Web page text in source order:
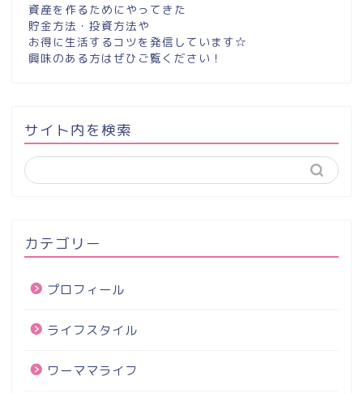
資産を作るためにやってきた
貯金方法・投資方法や
お得に生活するコツを発信しています☆
興味のある方はぜひご覧ください！
サイト内を検索
カテゴリー
プロフィール
ライフスタイル
ワーママライフ